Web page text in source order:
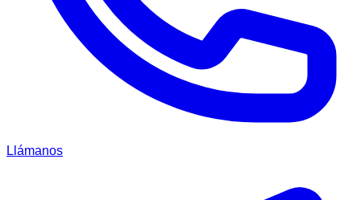
Llámanos